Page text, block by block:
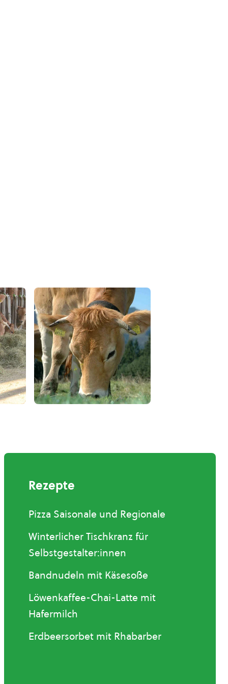
Rezepte
Pizza Saisonale und Regionale
Winterlicher Tischkranz für
Selbstgestalter:innen
Bandnudeln mit Käsesoße
Löwenkaffee-Chai-Latte mit
Hafermilch
Erdbeersorbet mit Rhabarber